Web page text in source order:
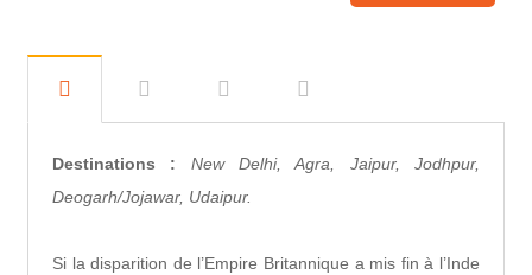
Destinations : New Delhi, Agra, Jaipur, Jodhpur,
Deogarh/Jojawar, Udaipur.
Si la disparition de l’Empire Britannique a mis fin à l’Inde